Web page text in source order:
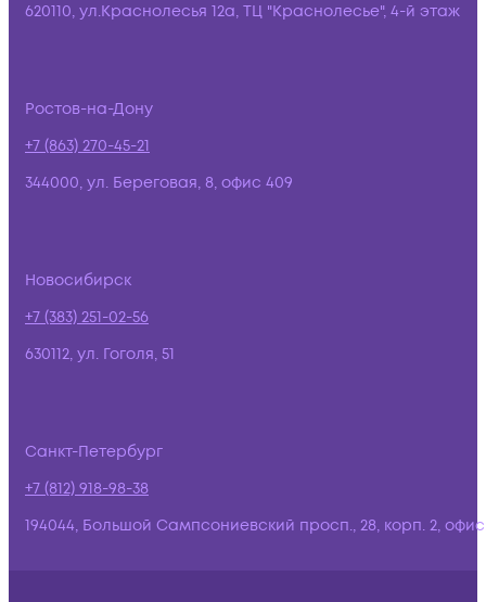
620110, ул.Краснолесья 12а, ТЦ "Краснолесье", 4-й этаж
Ростов-на-Дону
+7 (863) 270-45-21
344000, ул. Береговая, 8, офис 409
Новосибирск
+7 (383) 251-02-56
630112, ул. Гоголя, 51
Санкт-Петербург
+7 (812) 918-98-38
194044, Большой Сампсониевский просп., 28, корп. 2,